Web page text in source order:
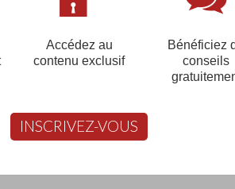
créez votre compte pour être
DU DEVOIR
Imprimer Retour
Accédez au
contenu exclusif
Bénéficiez
conseils
INSCRIVEZ-VOUS